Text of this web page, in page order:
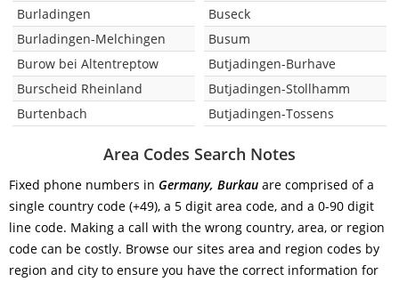
Burladingen
Burladingen-Melchingen
Burow bei Altentreptow
Burscheid Rheinland
Burtenbach
Buseck
Busum
Butjadingen-Burhave
Butjadingen-Stollhamm
Butjadingen-Tossens
Area Codes Search Notes
Fixed phone numbers in Germany, Burkau are comprised of a
single country code (+49), a 5 digit area code, and a 0-90 digit
line code. Making a call with the wrong country, area, or region
code can be costly. Browse our sites area and region codes by
region and city to ensure you have the correct information for